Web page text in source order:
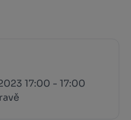
17:00 - 17:00